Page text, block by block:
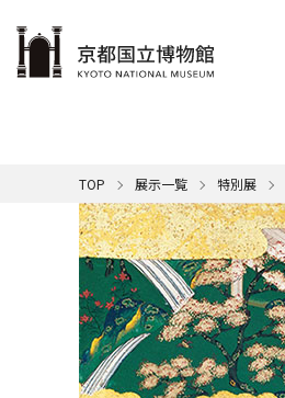
ご利用案内
一覧はこちら
展示
学ぶ・楽しむ
一覧はこちら
コレクション
一覧はこちら
サポート
京博について
一覧はこちら
TOP 展示一覧 特別展